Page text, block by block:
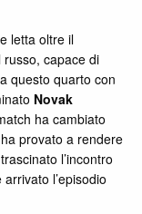
letta oltre il
capace di
questo quarto con
Novak
ha cambiato
provato a rendere
l’incontro
l’episodio